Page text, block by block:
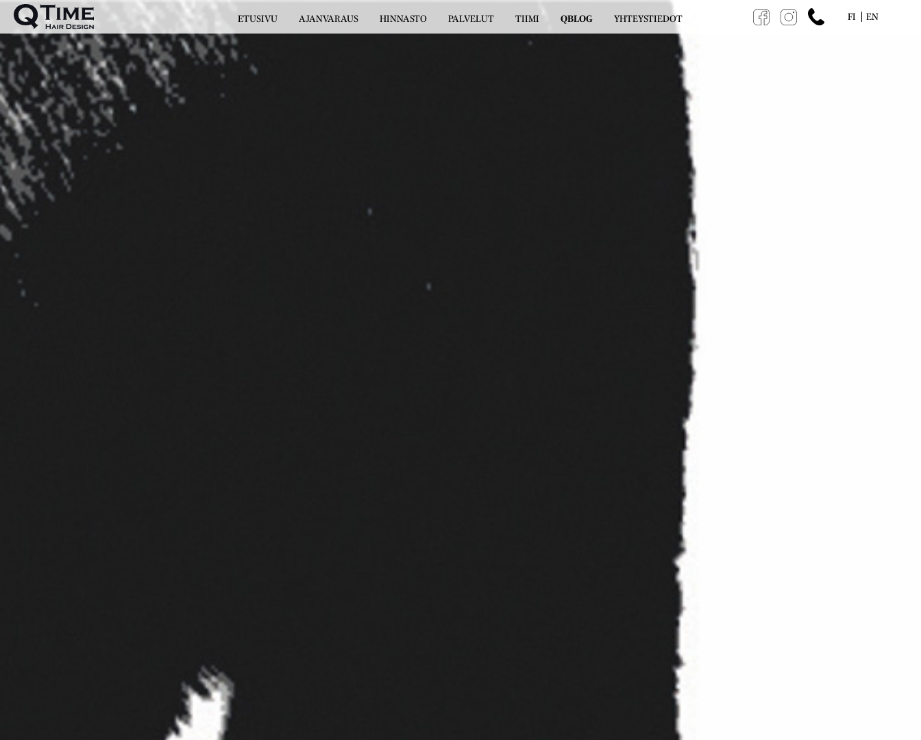
ETUSIVU AJANVARAUS HINNASTO PALVELUT TIIMI QBLOG YHTEYSTIEDOT FI EN